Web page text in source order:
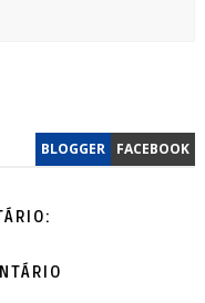
BLOGGER FACEBOOK